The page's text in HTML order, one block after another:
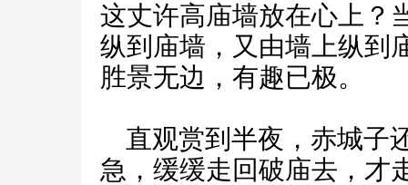
这丈许高庙墙放在心上？
纵到庙墙，又由墙上纵到
胜景无边，有趣已极。
直观赏到半夜，赤城子
急，缓缓走回破庙去，才